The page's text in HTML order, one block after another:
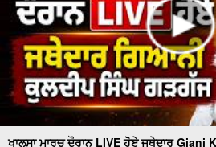
ਖਾਲਸਾ ਮਾਰਚ ਦੌਰਾਨ LIVE ਹੋਏ ਜਥੇਦਾਰ